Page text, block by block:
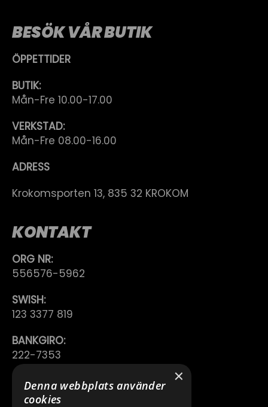
BESÖK VÅR BUTIK
ÖPPETTIDER
BUTIK:
Mån-Fre 10.00-17.00
VERKSTAD:
Mån-Fre 08.00-16.00
ADRESS
Krokomsporten 13, 835 32 KROKOM
KONTAKT
ORG NR:
556576-5962
SWISH:
123 3377 819
BANKGIRO:
222-7353
TELEFON:
0640 200 50
×
Denna webbplats använder
cookies